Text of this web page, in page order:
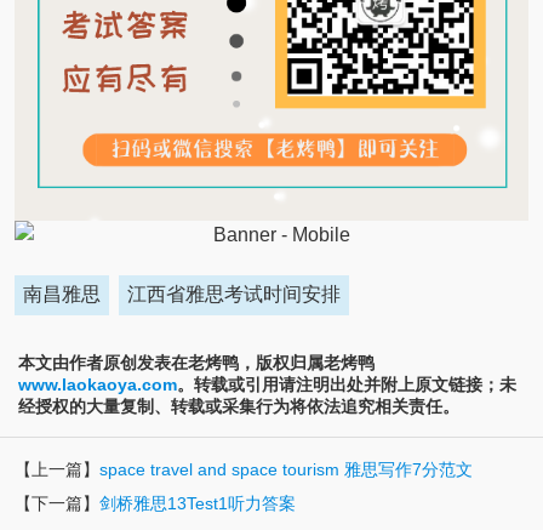
南昌雅思 江西省雅思考试时间安排
本文由作者原创发表在老烤鸭，版权归属老烤鸭
www.laokaoya.com。转载或引用请注明出处并附上原文链接；未
经授权的大量复制、转载或采集行为将依法追究相关责任。
【上一篇】 space travel and space tourism 雅思写作7分范文
【下一篇】 剑桥雅思13Test1听力答案